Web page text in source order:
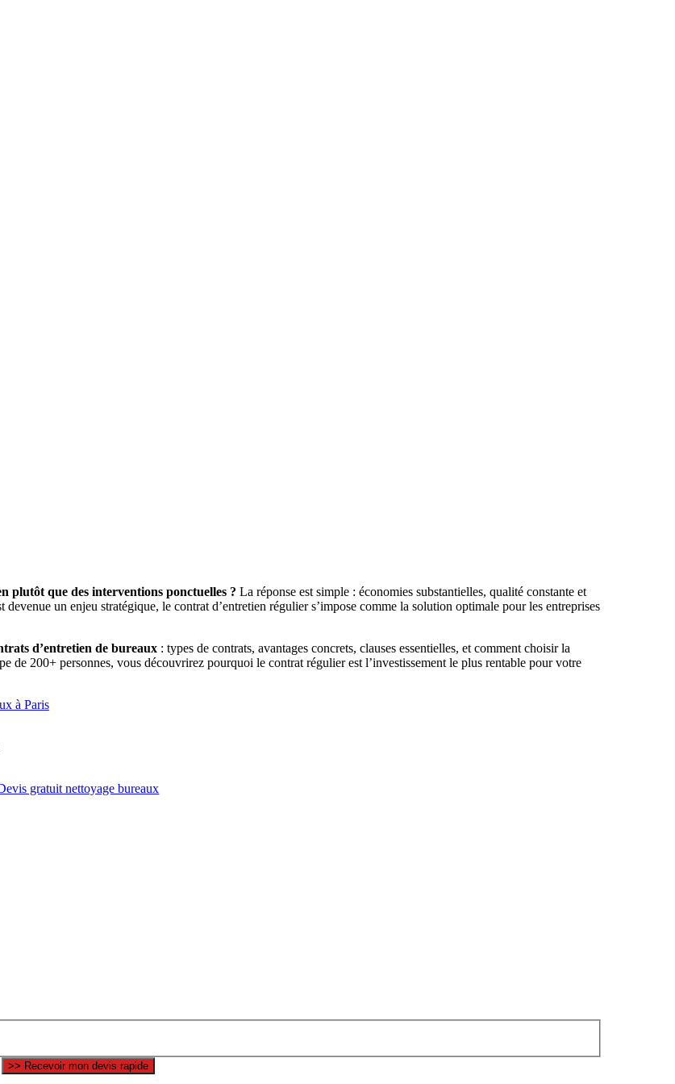
plutôt que des interventions ponctuelles ? La réponse est simple : économies substantielles, qualité constante et
un enjeu stratégique, le contrat d’entretien régulier s’impose comme la solution optimale pour les entreprises
d’entretien de bureaux: types de contrats, avantages concrets, clauses essentielles, et comment choisir la
de 200+ personnes, vous découvrirez pourquoi le contrat régulier est l’investissement le plus rentable pour votre
à Paris
gratuit nettoyage bureaux